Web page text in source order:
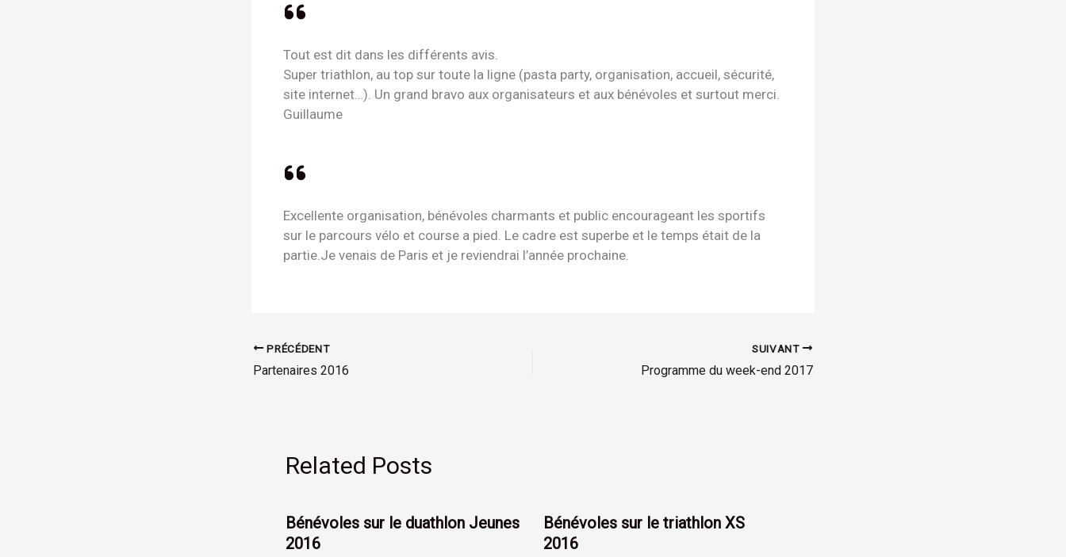
Tout est dit dans les différents avis.
Super triathlon, au top sur toute la ligne (pasta party, organisation, accueil, sécurité,
site internet…). Un grand bravo aux organisateurs et aux bénévoles et surtout merci.
Guillaume
Excellente organisation, bénévoles charmants et public encourageant les sportifs
sur le parcours vélo et course a pied. Le cadre est superbe et le temps était de la
partie.Je venais de Paris et je reviendrai l’année prochaine.
PRÉCÉDENT
Partenaires 2016
SUIVANT
Programme du week-end 2017
Related Posts
Bénévoles sur le duathlon Jeunes
2016
Bénévoles sur le triathlon XS
2016